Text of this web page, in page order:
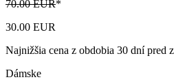
70.00 EUR*
30.00 EUR
Najnižšia cena z obdobia 30 dní pred
Dámske